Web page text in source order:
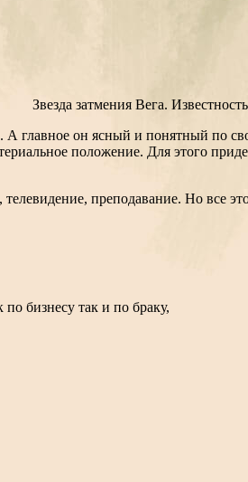
Звезда затмения Вега.
А главное он ясный и понятный по
положение. Для этого
преподавание. Но все
бизнесу так и по браку,